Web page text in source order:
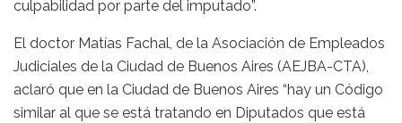
culpabilidad por parte del imputado”.
El doctor Matías Fachal, de la Asociación de Empleados
Judiciales de la Ciudad de Buenos Aires (AEJBA-CTA),
aclaró que en la Ciudad de Buenos Aires “hay un Código
similar al que se está tratando en Diputados que está